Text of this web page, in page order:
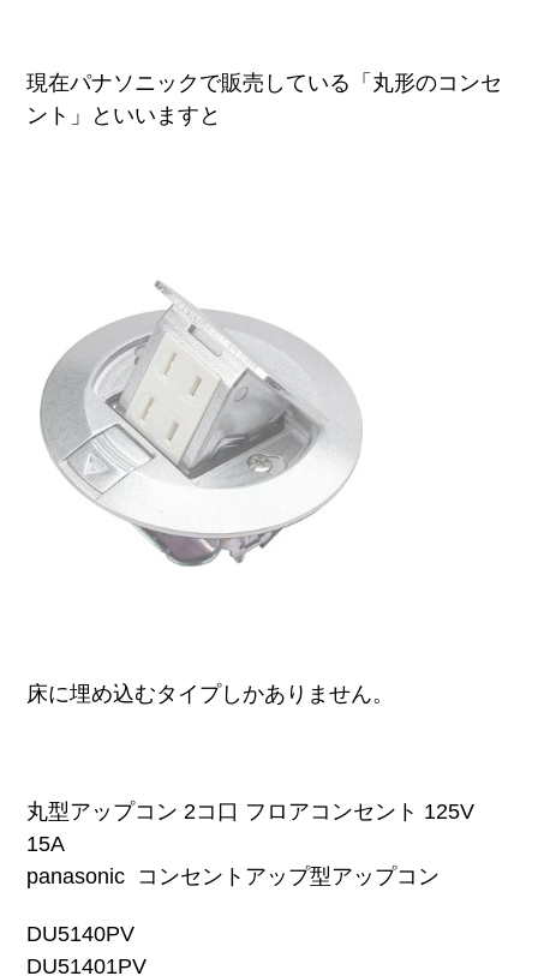
現在パナソニックで販売している「丸形のコンセ
ント」といいますと
床に埋め込むタイプしかありません。
丸型アップコン 2コ口 フロアコンセント 125V
15A
panasonic コンセントアップ型アップコン
DU5140PV
DU51401PV